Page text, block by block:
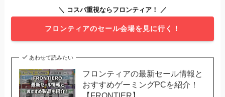
＼ コスパ重視ならフロンティア！ ／
フロンティアのセール会場を見に行く！
あわせて読みたい
フロンティアの最新セール情報と
おすすめゲーミングPCを紹介！